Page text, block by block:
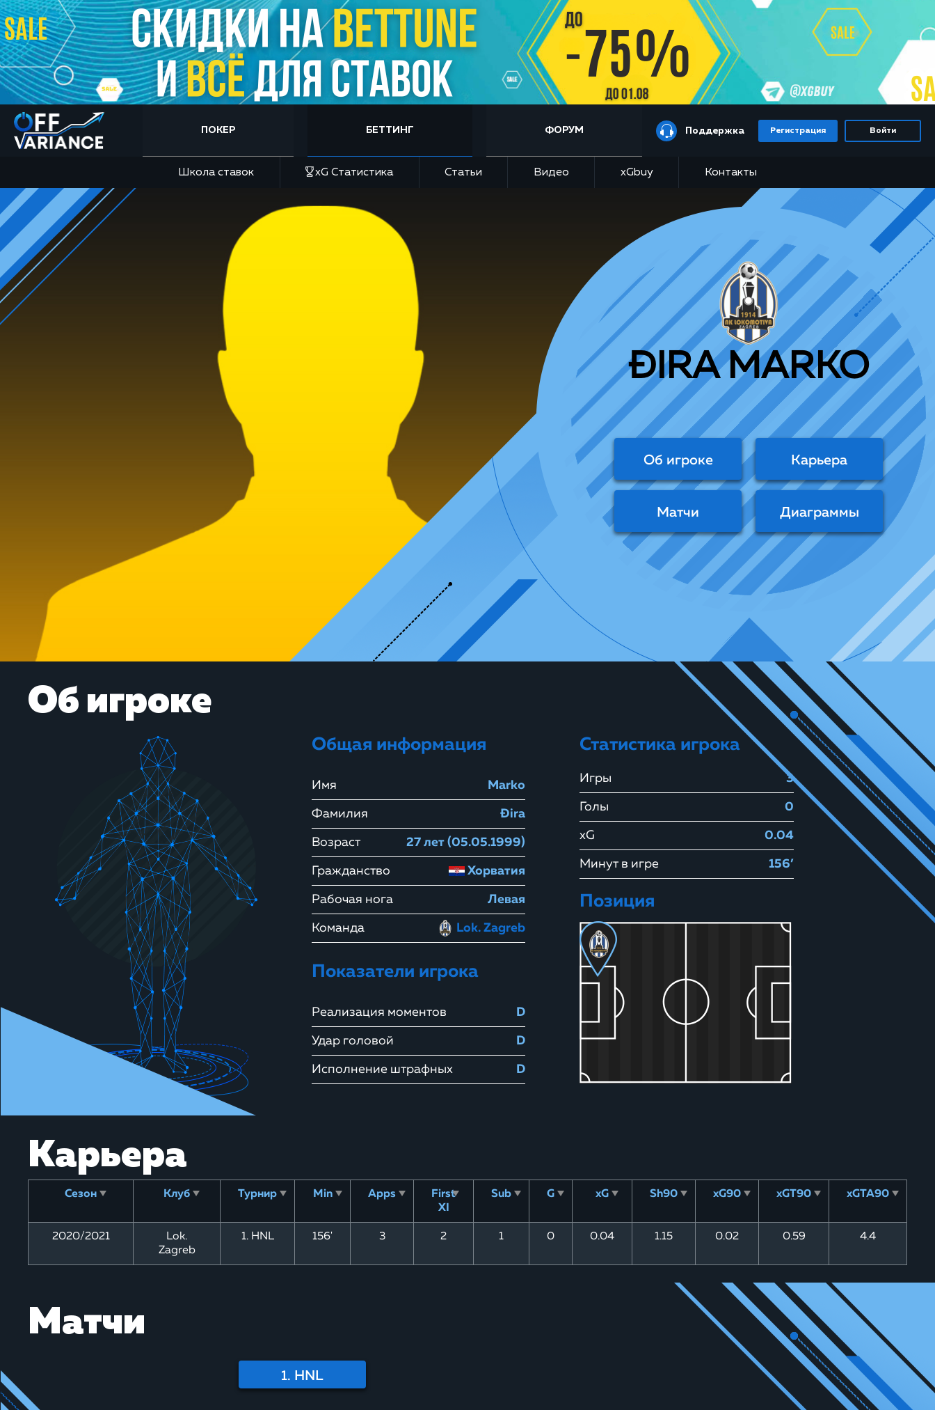
ПОКЕР БЕТТИНГ ФОРУМ Поддержка Регистрация Войти
Школа ставок xG Статистика Статьи Видео xGbuy Контакты
ĐIRA MARKO
Об игроке Карьера
Матчи Диаграммы
Об игроке
Общая информация
Имя Marko
Фамилия Đira
Возраст 27 лет (05.05.1999)
Гражданство Хорватия
Рабочая нога Левая
Команда Lok. Zagreb
Показатели игрока
Реализация моментов D
Удар головой D
Исполнение штрафных D
Статистика игрока
Игры 3
Голы 0
xG 0.04
Минут в игре 156’
Позиция
Карьера
Сезон Клуб Турнир Min Apps
First
XI
Sub G xG Sh90 xG90 xGT90 xGTA90
2020/2021
Lok.
Zagreb
1. HNL 156' 3 2 1 0 0.04 1.15 0.02 0.59 4.4
Матчи
1. HNL